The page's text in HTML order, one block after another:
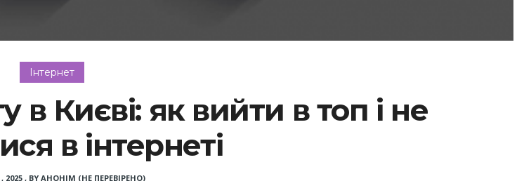
Інтернет
в Києві: як вийти в топ і не
в інтернеті
2025 , BY АНОНІМ (НЕ ПЕРЕВІРЕНО)